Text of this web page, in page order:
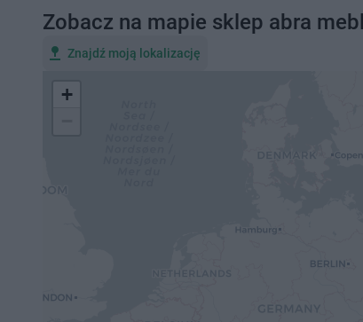
Zobacz na mapie sklep abra
Znajdź moją lokalizację
+